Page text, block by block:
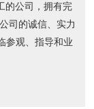
的公司，拥有完
司的诚信、实力
参观、指导和业